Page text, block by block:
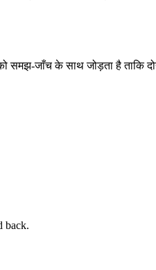
जाँच के साथ जोड़ता है ताकि
back.